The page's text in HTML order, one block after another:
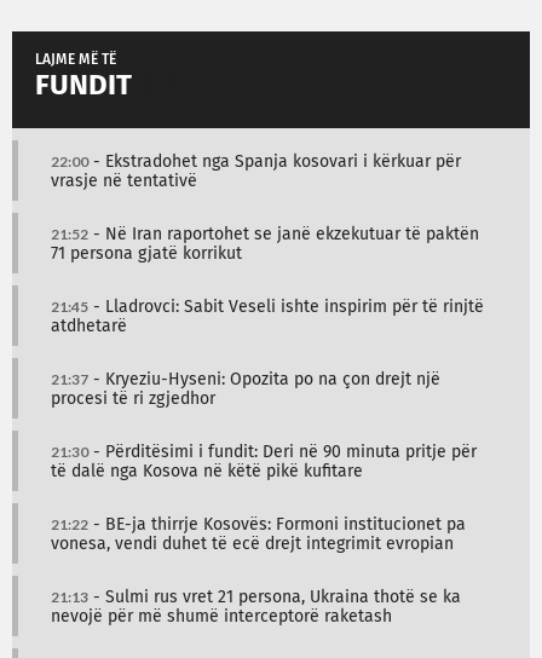
LAJME MË TË
FUNDIT
22:00- Ekstradohet nga Spanja kosovari i kërkuar për
vrasje në tentativë
21:52 - Në Iran raportohet se janë ekzekutuar të paktën
71 persona gjatë korrikut
21:45 - Lladrovci: Sabit Veseli ishte inspirim për të rinjtë
atdhetarë
21:37 - Kryeziu-Hyseni: Opozita po na çon drejt një
procesi të ri zgjedhor
21:30- Përditësimi i fundit: Deri në 90 minuta pritje për
të dalë nga Kosova në këtë pikë kufitare
21:22 - BE-ja thirrje Kosovës: Formoni institucionet pa
vonesa, vendi duhet të ecë drejt integrimit evropian
21:13 - Sulmi rus vret 21 persona, Ukraina thotë se ka
nevojë për më shumë interceptorë raketash